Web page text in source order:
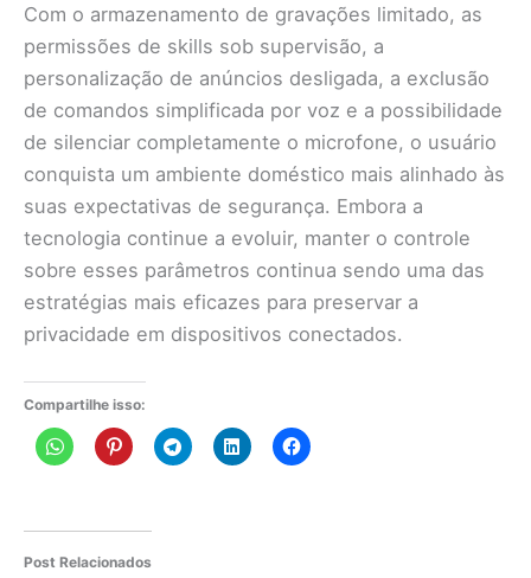
Com o armazenamento de gravações limitado, as
permissões de skills sob supervisão, a
personalização de anúncios desligada, a exclusão
de comandos simplificada por voz e a possibilidade
de silenciar completamente o microfone, o usuário
conquista um ambiente doméstico mais alinhado às
suas expectativas de segurança. Embora a
tecnologia continue a evoluir, manter o controle
sobre esses parâmetros continua sendo uma das
estratégias mais eficazes para preservar a
privacidade em dispositivos conectados.
Compartilhe isso:
Post Relacionados